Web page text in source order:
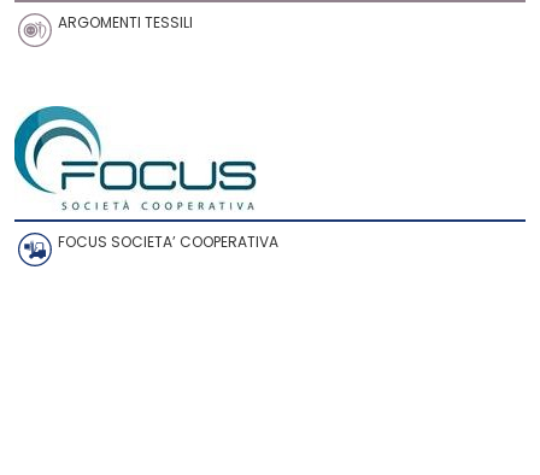
ARGOMENTI TESSILI
FOCUS SOCIETA’ COOPERATIVA